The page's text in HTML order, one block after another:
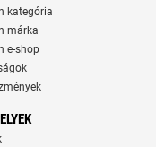
kategória
márka
e-shop